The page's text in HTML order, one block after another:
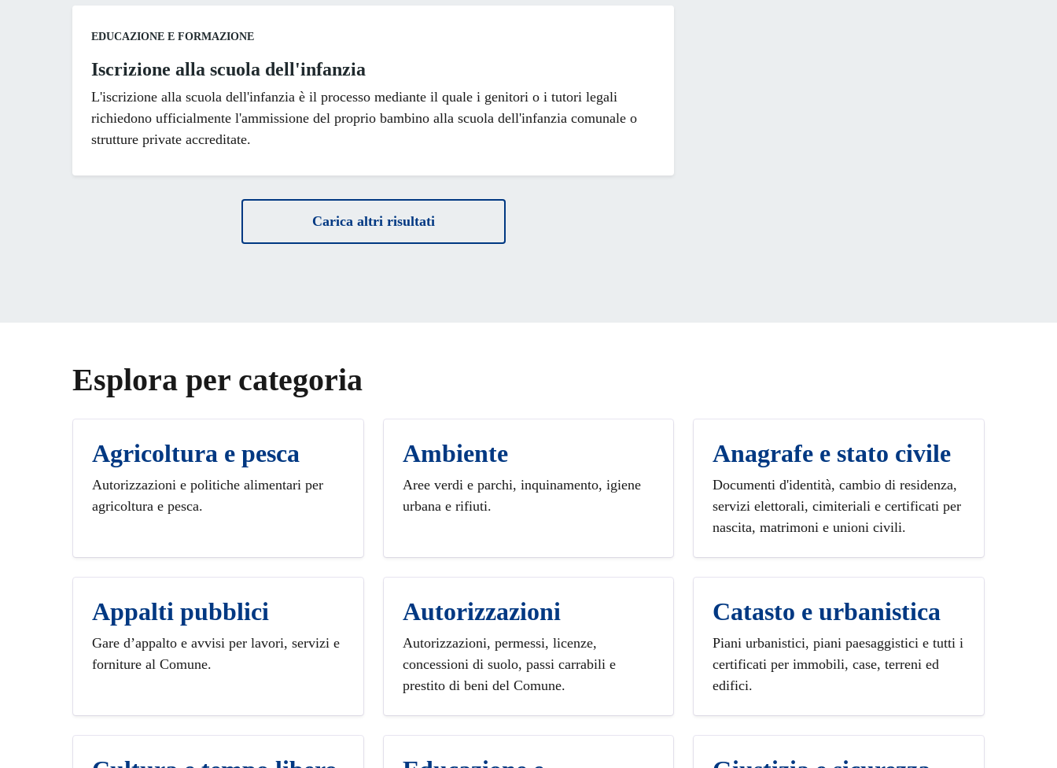
Categoria:
EDUCAZIONE E FORMAZIONE
Iscrizione alla scuola dell'infanzia
L'iscrizione alla scuola dell'infanzia è il processo mediante il quale i genitori o i tutori legali
richiedono ufficialmente l'ammissione del proprio bambino alla scuola dell'infanzia comunale o
strutture private accreditate.
Carica altri risultati
Esplora per categoria
Agricoltura e pesca
Autorizzazioni e politiche alimentari per
agricoltura e pesca.
Ambiente
Aree verdi e parchi, inquinamento, igiene
urbana e rifiuti.
Anagrafe e stato civile
Documenti d'identità, cambio di residenza,
servizi elettorali, cimiteriali e certificati per
nascita, matrimoni e unioni civili.
Appalti pubblici
Gare d’appalto e avvisi per lavori, servizi e
forniture al Comune.
Autorizzazioni
Autorizzazioni, permessi, licenze,
concessioni di suolo, passi carrabili e
prestito di beni del Comune.
Catasto e urbanistica
Piani urbanistici, piani paesaggistici e tutti i
certificati per immobili, case, terreni ed
edifici.